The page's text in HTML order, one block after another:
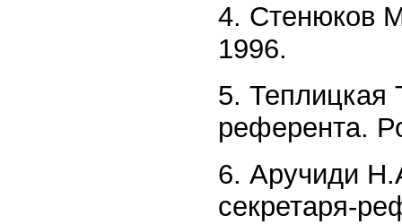
4. Стенюков
1996.
5. Теплицкая
референта.
6. Аручиди
секретаря-